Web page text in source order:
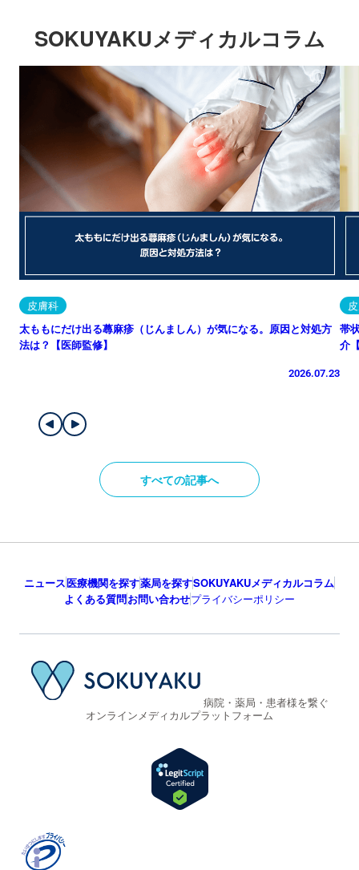
SOKUYAKUメディカルコラム
皮膚科
太ももにだけ出る蕁麻疹（じんましん）が気になる。原因と対処方
法は？【医師監修】
2026.07.23
帯
介
すべての記事へ
ニュース医療機関を探す薬局を探すSOKUYAKUメディカルコラム
よくある質問お問い合わせプライバシーポリシー
病院・薬局・患者様を繋ぐ
オンラインメディカルプラットフォーム